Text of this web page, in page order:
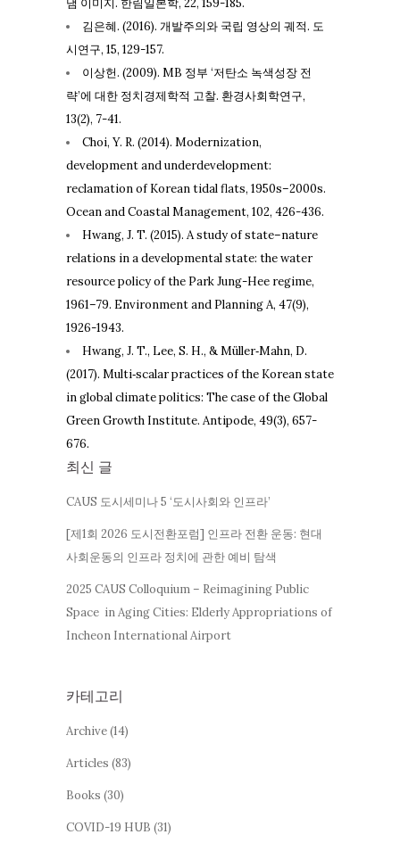
댐 이미지. 한림일본학, 22, 159-185.
김은혜. (2016). 개발주의와 국립 영상의 궤적. 도
시연구, 15, 129-157.
이상헌. (2009). MB 정부 ‘저탄소 녹색성장 전
략’에 대한 정치경제학적 고찰. 환경사회학연구,
13(2), 7-41.
Choi, Y. R. (2014). Modernization,
development and underdevelopment:
reclamation of Korean tidal flats, 1950s–2000s.
Ocean and Coastal Management, 102, 426-436.
Hwang, J. T. (2015). A study of state–nature
relations in a developmental state: the water
resource policy of the Park Jung-Hee regime,
1961–79. Environment and Planning A, 47(9),
1926-1943.
Hwang, J. T., Lee, S. H., & Müller‐Mahn, D.
(2017). Multi‐scalar practices of the Korean state
in global climate politics: The case of the Global
Green Growth Institute. Antipode, 49(3), 657-
676.
최신 글
CAUS 도시세미나 5 ‘도시사회와 인프라’
[제1회 2026 도시전환포럼] 인프라 전환 운동: 현대
사회운동의 인프라 정치에 관한 예비 탐색
2025 CAUS Colloquium – Reimagining Public
Space in Aging Cities: Elderly Appropriations of
Incheon International Airport
카테고리
Archive(14)
Articles (83)
Books (30)
COVID-19 HUB (31)